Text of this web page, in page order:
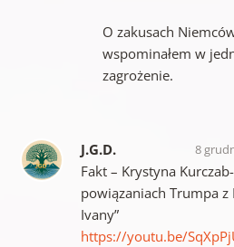
O zakusach
wspominałem w
zagrożenie.
J.G.D. 8
Fakt – Krystyna
powiązaniach Trumpa z
Ivany”
https://youtu.be/